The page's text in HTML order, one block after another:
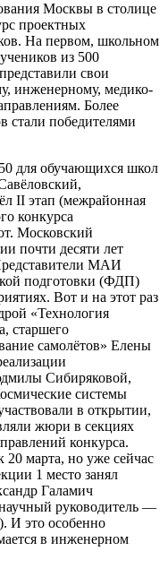
Москвы в столице
проектных
На первом, школьном
из 500
свои
инженерному, медико-
Более
стали победителями
для обучающихся школ
II этап (межрайонная
конкурса
Московский
почти десяти лет
МАИ
подготовки (ФДП)
Вот и на этот раз
«Технология
старшего
самолётов» Елены
Сибиряковой,
системы
в открытии,
жюри в секциях
конкурса.
20 марта, но уже сейчас
1 место занял
Галамич
руководитель —
И это особенно
в инженерном